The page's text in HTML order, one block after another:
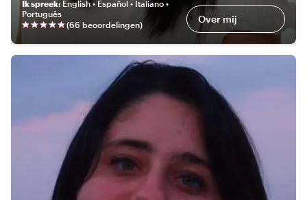
Ik spreek: English • Español • Italiano •
Português
(66 beoordelingen) Over mij